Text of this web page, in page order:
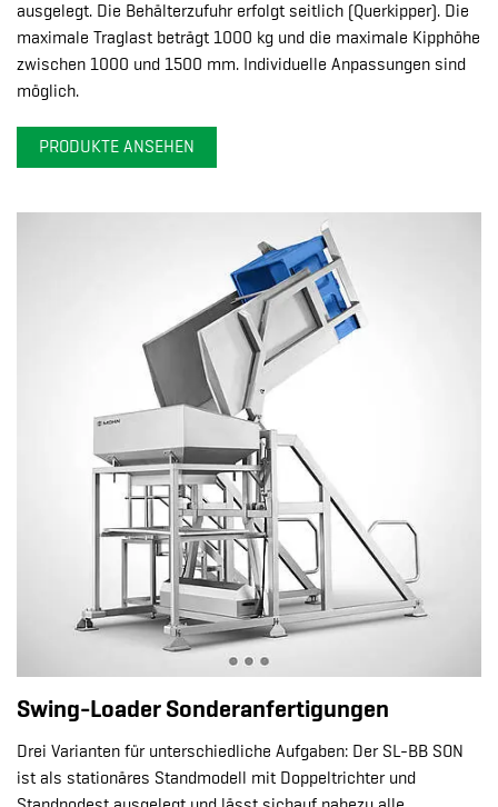
ausgelegt. Die Behälterzufuhr erfolgt seitlich (Querkipper). Die
maximale Traglast beträgt 1000 kg und die maximale Kipphöhe
zwischen 1000 und 1500 mm. Individuelle Anpassungen sind
möglich.
PRODUKTE ANSEHEN
Swing-Loader Sonderanfertigungen
Drei Varianten für unterschiedliche Aufgaben: Der SL-BB SON
ist als stationäres Standmodell mit Doppeltrichter und